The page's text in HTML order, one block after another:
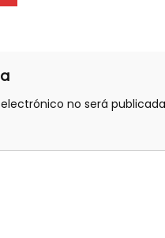
no será